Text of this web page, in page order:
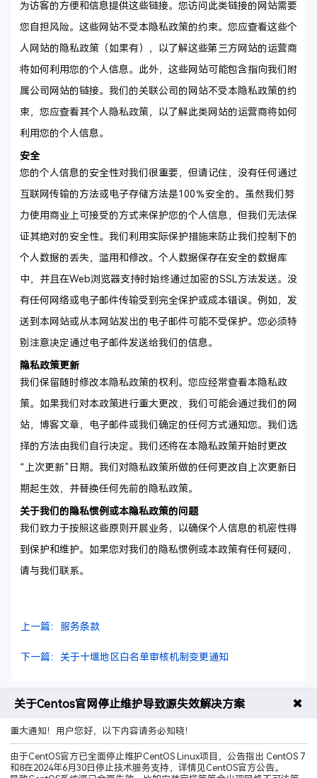
为访客的方便和信息提供这些链接。您访问此类链接的网站需要
您自担风险。这些网站不受本隐私政策的约束。您应查看这些个
人网站的隐私政策（如果有），以了解这些第三方网站的运营商
将如何利用您的个人信息。此外，这些网站可能包含指向我们附
属公司网站的链接。我们的关联公司的网站不受本隐私政策的约
束，您应查看其个人隐私政策，以了解此类网站的运营商将如何
利用您的个人信息。
安全
您的个人信息的安全性对我们很重要，但请记住，没有任何通过
互联网传输的方法或电子存储方法是100％安全的。虽然我们努
力使用商业上可接受的方式来保护您的个人信息，但我们无法保
证其绝对的安全性。我们利用实际保护措施来防止我们控制下的
个人数据的丢失，滥用和修改。个人数据保存在安全的数据库
中，并且在Web浏览器支持时始终通过加密的SSL方法发送。没
有任何网络或电子邮件传输受到完全保护或成本错误。例如，发
送到本网站或从本网站发出的电子邮件可能不受保护。您必须特
别注意决定通过电子邮件发送给我们的信息。
隐私政策更新
我们保留随时修改本隐私政策的权利。您应经常查看本隐私政
策。如果我们对本政策进行重大更改，我们可能会通过我们的网
站，博客文章，电子邮件或我们确定的任何方式通知您。我们选
择的方法由我们自行决定。我们还将在本隐私政策开始时更改
“上次更新”日期。我们对隐私政策所做的任何更改自上次更新日
期起生效，并替换任何先前的隐私政策。
关于我们的隐私惯例或本隐私政策的问题
我们致力于按照这些原则开展业务，以确保个人信息的机密性得
到保护和维护。如果您对我们的隐私惯例或本政策有任何疑问，
请与我们联系。
上一篇：服务条款
下一篇：关于十堰地区白名单审核机制变更通知
售前咨询热线400-9989-596
关于Centos官网停止维护导致源失效解决方案 ✖
重大通知！用户您好，以下内容请务必知晓！
由于CentOS官方已全面停止维护CentOS Linux项目，公告指出 CentOS 7
和8在2024年6月30日停止技术服务支持，详情见CentOS官方公告。